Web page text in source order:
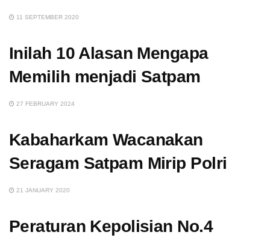
11 SEPTEMBER 2020
Inilah 10 Alasan Mengapa
Memilih menjadi Satpam
27 FEBRUARY 2024
Kabaharkam Wacanakan
Seragam Satpam Mirip Polri
21 JANUARY 2020
Peraturan Kepolisian No.4